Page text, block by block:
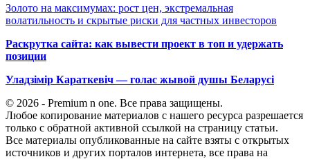
Золото на максимумах: рост цен, экстремальная
волатильность и скрытые риски для частных инвесторов
Раскрутка сайта: как вывести проект в топ и удержать
позиции
Уладзімір Караткевіч — голас жывой душы Беларусі
© 2026 - Premium n one. Все права защищены.
Любое копирование материалов с нашего ресурса разрешается
только с обратной активной ссылкой на страницу статьи.
Все материалы опубликованные на сайте взяты с открытых
источников и других порталов интернета, все права на